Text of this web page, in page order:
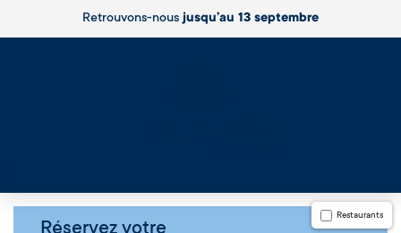
Retrouvons-nousjusqu’au 13 septembre
Restaurants